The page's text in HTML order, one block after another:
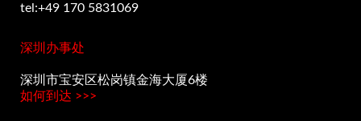
tel:+49 170 5831069
深圳办事处
深圳市宝安区松岗镇金海大厦6楼
如何到达 >>>